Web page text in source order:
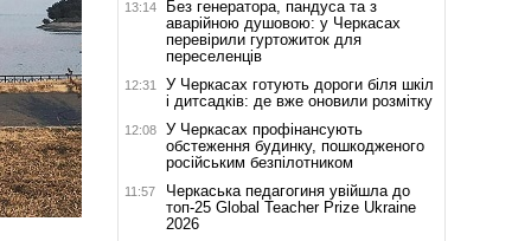
13:14
Без генератора, пандуса та з
аварійною душовою: у Черкасах
перевірили гуртожиток для
переселенців
12:31
У Черкасах готують дороги біля шкіл
і дитсадків: де вже оновили розмітку
12:08
У Черкасах профінансують
обстеження будинку, пошкодженого
російським безпілотником
11:57
Черкаська педагогиня увійшла до
топ-25 Global Teacher Prize Ukraine
2026